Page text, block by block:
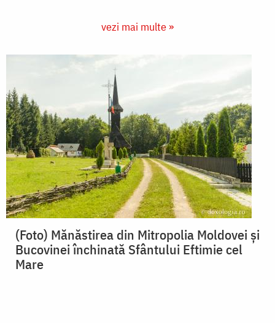
vezi mai multe »
(Foto) Mănăstirea din Mitropolia Moldovei și
Bucovinei închinată Sfântului Eftimie cel
Mare